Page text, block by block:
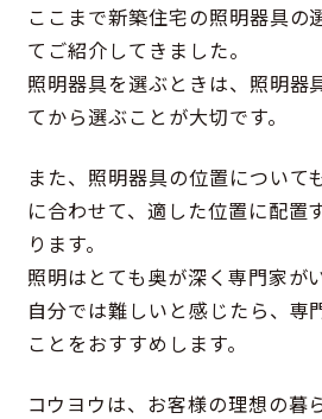
ここまで新築住宅の照明器具の
てご紹介してきました。
照明器具を選ぶときは、照明器
てから選ぶことが大切です。
また、照明器具の位置について
に合わせて、適した位置に配置
ります。
照明はとても奥が深く専門家がい
自分では難しいと感じたら、専
ことをおすすめします。
コウヨウは、お客様の理想の暮